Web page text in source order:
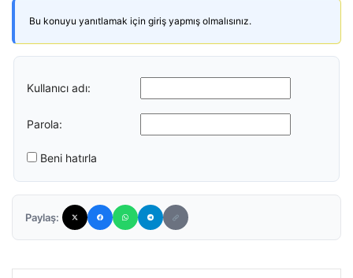
Bu konuyu yanıtlamak için giriş yapmış olmalısınız.
Kullanıcı adı:
Parola:
Beni hatırla
Paylaş: